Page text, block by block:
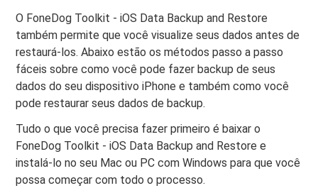
O FoneDog Toolkit - iOS Data Backup and Restore
também permite que você visualize seus dados antes de
restaurá-los. Abaixo estão os métodos passo a passo
fáceis sobre como você pode fazer backup de seus
dados do seu dispositivo iPhone e também como você
pode restaurar seus dados de backup.
Tudo o que você precisa fazer primeiro é baixar o
FoneDog Toolkit - iOS Data Backup and Restore e
instalá-lo no seu Mac ou PC com Windows para que você
possa começar com todo o processo.